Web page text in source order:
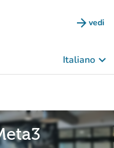
arrow_forward vedi
Italiano keyboard_arrow_down